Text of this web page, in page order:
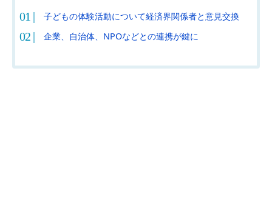
子どもの体験活動について経済界関係者と意見交換
企業、自治体、NPOなどとの連携が鍵に